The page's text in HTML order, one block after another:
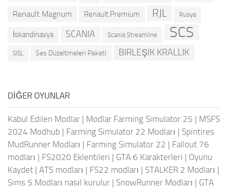
Renault Magnum Renault Premium RJL Rusya
İskandinavya SCANIA Scania Streamline SCS
SISL Ses Düzeltmeleri Paketi BIRLEŞIK KRALLIK
DIĞER OYUNLAR
Kabul Edilen Modlar | Modlar Farming Simulator 25 | MSFS
2024 Modhub | Farming Simulator 22 Modları | Spintires
MudRunner Modları | Farming Simulator 22 | Fallout 76
modları | FS2020 Eklentileri | GTA 6 Karakterleri | Oyunu
Kaydet | ATS modları | FS22 modları | STALKER 2 Modları |
Sims 5 Modları nasıl kurulur | SnowRunner Modları | GTA